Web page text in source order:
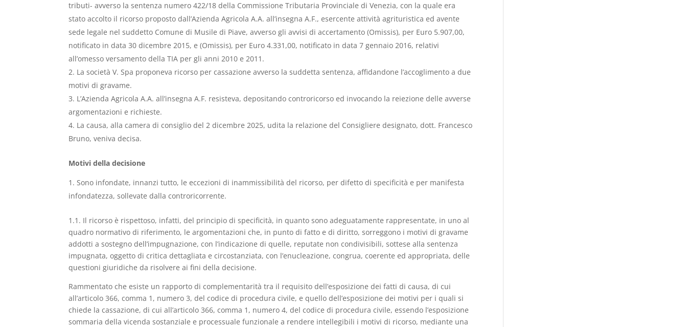
tributi- avverso la sentenza numero 422/18 della Commissione Tributaria Provinciale di Venezia, con la quale era
stato accolto il ricorso proposto dall’Azienda Agricola A.A. all’insegna A.F., esercente attività agrituristica ed avente
sede legale nel suddetto Comune di Musile di Piave, avverso gli avvisi di accertamento (Omissis), per Euro 5.907,00,
notificato in data 30 dicembre 2015, e (Omissis), per Euro 4.331,00, notificato in data 7 gennaio 2016, relativi
all’omesso versamento della TIA per gli anni 2010 e 2011.
La società V. Spa proponeva ricorso per cassazione avverso la suddetta sentenza, affidandone l’accoglimento a due
motivi di gravame.
L’Azienda Agricola A.A. all’insegna A.F. resisteva, depositando controricorso ed invocando la reiezione delle avverse
argomentazioni e richieste.
La causa, alla camera di consiglio del 2 dicembre 2025, udita la relazione del Consigliere designato, dott. Francesco
Bruno, veniva decisa.
Motivi della decisione
Sono infondate, innanzi tutto, le eccezioni di inammissibilità del ricorso, per difetto di specificità e per manifesta
infondatezza, sollevate dalla controricorrente.
1.1. Il ricorso è rispettoso, infatti, del principio di specificità, in quanto sono adeguatamente rappresentate, in uno al
quadro normativo di riferimento, le argomentazioni che, in punto di fatto e di diritto, sorreggono i motivi di gravame
addotti a sostegno dell’impugnazione, con l’indicazione di quelle, reputate non condivisibili, sottese alla sentenza
impugnata, oggetto di critica dettagliata e circostanziata, con l’enucleazione, congrua, coerente ed appropriata, delle
questioni giuridiche da risolvere ai fini della decisione.
Rammentato che esiste un rapporto di complementarità tra il requisito dell’esposizione dei fatti di causa, di cui
all’articolo 366, comma 1, numero 3, del codice di procedura civile, e quello dell’esposizione dei motivi per i quali si
chiede la cassazione, di cui all’articolo 366, comma 1, numero 4, del codice di procedura civile, essendo l’esposizione
sommaria della vicenda sostanziale e processuale funzionale a rendere intellegibili i motivi di ricorso, mediante una